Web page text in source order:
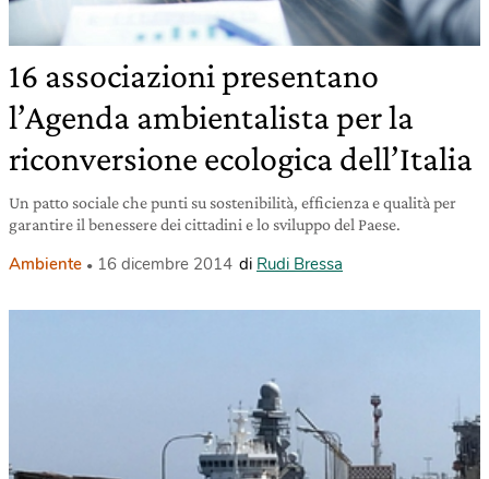
16 associazioni presentano
l’Agenda ambientalista per la
riconversione ecologica dell’Italia
Un patto sociale che punti su sostenibilità, efficienza e qualità per
garantire il benessere dei cittadini e lo sviluppo del Paese.
Ambiente 16 dicembre 2014 di Rudi Bressa